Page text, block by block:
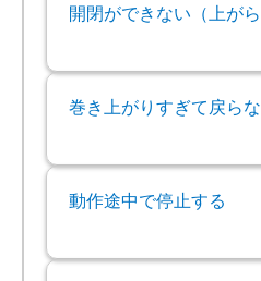
開閉ができない（上が
巻き上がりすぎて戻ら
動作途中で停止する